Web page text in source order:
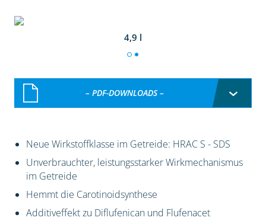
4,9 l
– PDF-DOWNLOADS –
Neue Wirkstoffklasse im Getreide: HRAC S - SDS
Unverbrauchter, leistungsstarker Wirkmechanismus
im Getreide
Hemmt die Carotinoidsynthese
Additiveffekt zu Diflufenican und Flufenacet